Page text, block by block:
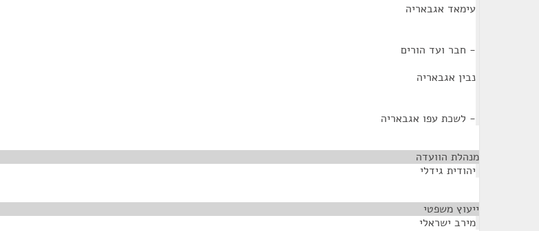
עימאד אגבאריה
- חבר ועד הורים
נבין אגבאריה
- לשכת עפו אגבאריה
מנהלת הוועדה
יהודית גידלי
ייעוץ משפטי
מירב ישראלי